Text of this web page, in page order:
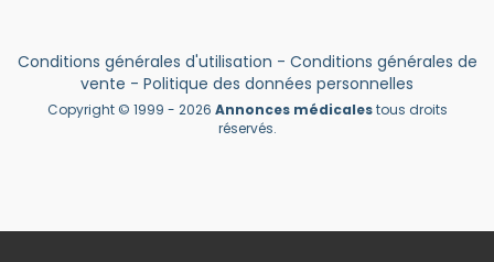
Inscrivez-vous en un clic !
Créer un compte
Conditions générales d'utilisation - Conditions générales de
vente - Politique des données personnelles
Copyright © 1999 - 2026 Annonces médicalestous droits
réservés.